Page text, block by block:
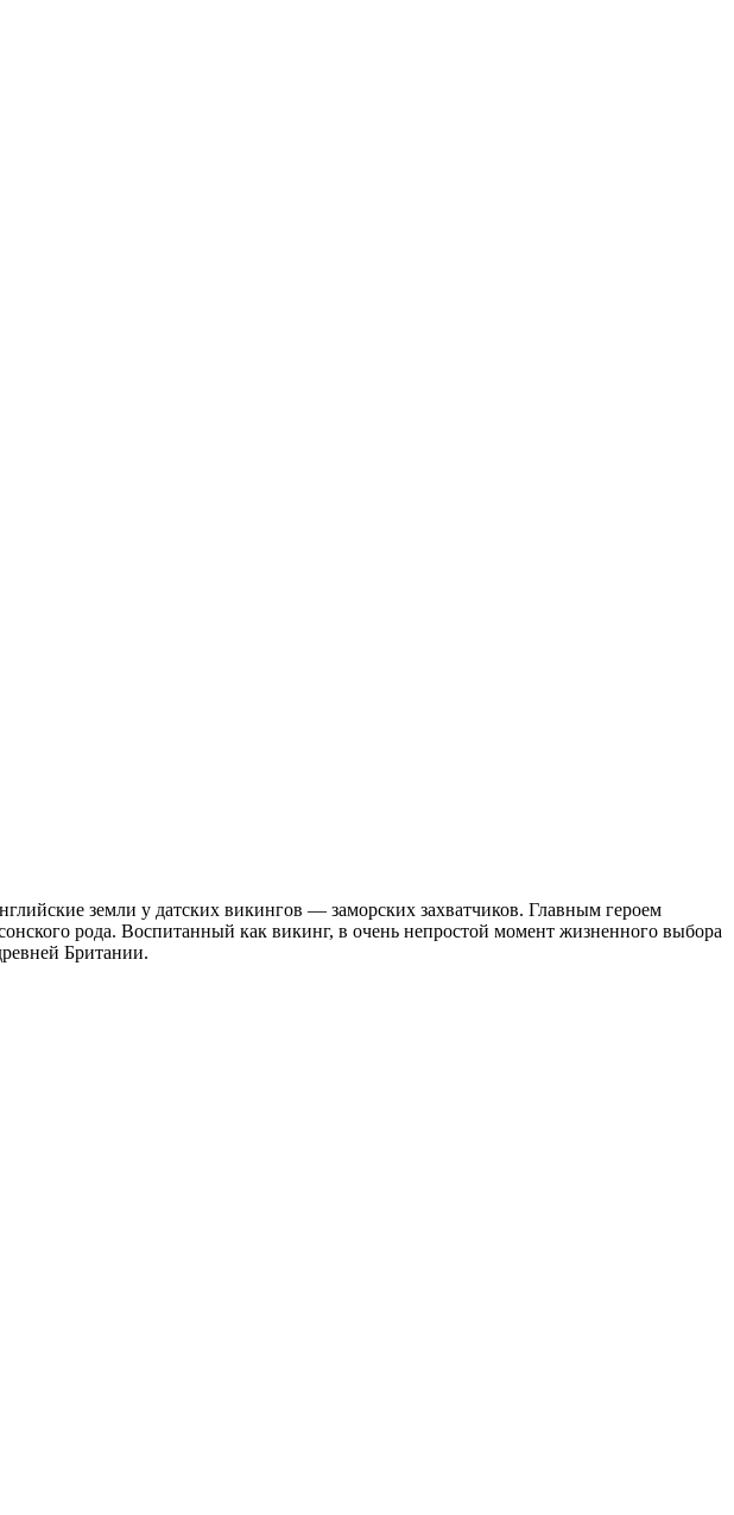
земли у датских викингов — заморских захватчиков. Главным героем
рода. Воспитанный как викинг, в очень непростой момент жизненного выбора
Британии.